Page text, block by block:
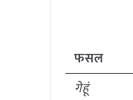
फसल
गेहूं